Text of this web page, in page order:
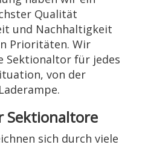
Qualität
und Nachhaltigkeit
Prioritäten. Wir
Sektionaltor für jedes
von der
Sektionaltore
sich durch viele